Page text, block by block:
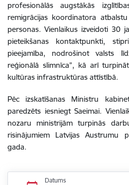
profesionālās augstākās
remigrācijas koordinatora
personas. Vienlaikus izveidoti 30
pieteikšanas kontaktpunkti,
pieejamība, nodrošinot valsts
reģionālā slimnīca”, kā arī
kultūras infrastruktūras attīstībā.
Pēc izskatīšanas Ministru
paredzēts iesniegt Saeimai.
nozaru ministrijām turpinās
risinājumiem Latvijas Austrumu
gada.
Datums